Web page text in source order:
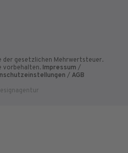
der gesetzlichen Mehrwertsteuer.
vorbehalten. Impressum /
/ AGB